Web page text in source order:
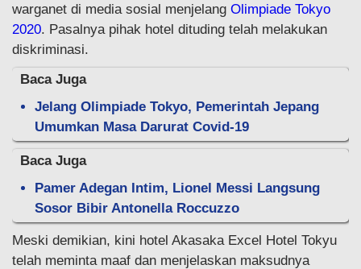
warganet di media sosial menjelang Olimpiade Tokyo
2020. Pasalnya pihak hotel dituding telah melakukan
diskriminasi.
Baca Juga
Jelang Olimpiade Tokyo, Pemerintah Jepang
Umumkan Masa Darurat Covid-19
Baca Juga
Pamer Adegan Intim, Lionel Messi Langsung
Sosor Bibir Antonella Roccuzzo
Meski demikian, kini hotel Akasaka Excel Hotel Tokyu
telah meminta maaf dan menjelaskan maksudnya